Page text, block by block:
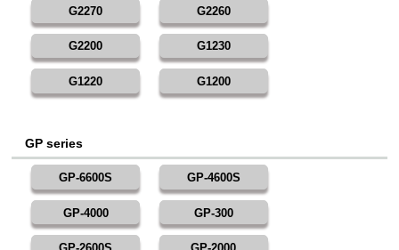
G2270 G2260
G2200 G1230
G1220 G1200
GP series
GP-6600S GP-4600S
GP-4000 GP-300